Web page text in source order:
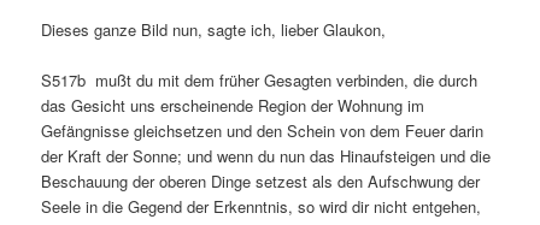
Dieses ganze Bild nun, sagte ich, lieber Glaukon,
S517b mußt du mit dem früher Gesagten verbinden, die durch
das Gesicht uns erscheinende Region der Wohnung im
Gefängnisse gleichsetzen und den Schein von dem Feuer darin
der Kraft der Sonne; und wenn du nun das Hinaufsteigen und die
Beschauung der oberen Dinge setzest als den Aufschwung der
Seele in die Gegend der Erkenntnis, so wird dir nicht entgehen,